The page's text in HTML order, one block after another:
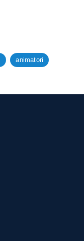
animatori